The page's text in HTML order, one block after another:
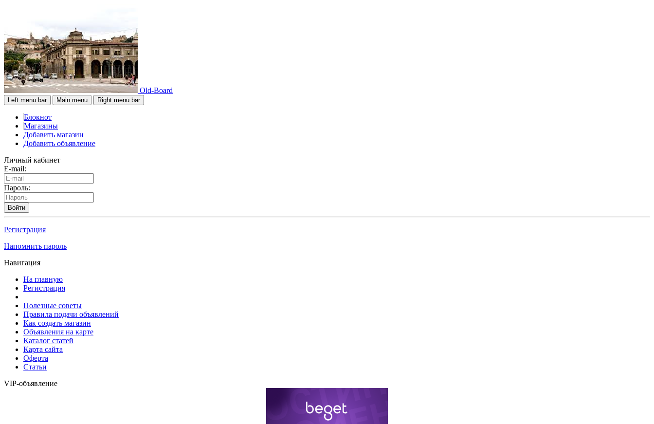
Old-Board
Left menu bar Main menu Right menu bar
Блокнот
Магазины
Добавить магазин
Добавить объявление
Личный кабинет
E-mail:
Пароль:
Войти
Регистрация
Напомнить пароль
Навигация
На главную
Регистрация
Полезные советы
Правила подачи объявлений
Как создать магазин
Объявления на карте
Каталог статей
Карта сайта
Оферта
Статьи
VIP-объявление